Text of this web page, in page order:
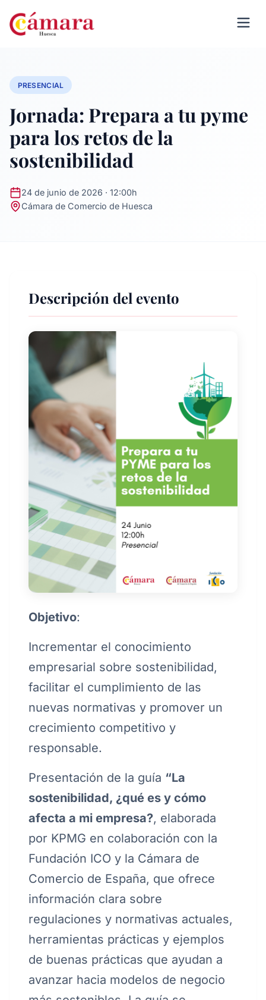
PRESENCIAL
Jornada: Prepara a tu pyme
para los retos de la
sostenibilidad
24 de junio de 2026 · 12:00h
Cámara de Comercio de Huesca
Descripción del evento
Objetivo:
Incrementar el conocimiento
empresarial sobre sostenibilidad,
facilitar el cumplimiento de las
nuevas normativas y promover un
crecimiento competitivo y
responsable.
Presentación de la guía “La
sostenibilidad, ¿qué es y cómo
afecta a mi empresa?, elaborada
por KPMG en colaboración con la
Fundación ICO y la Cámara de
Comercio de España, que ofrece
información clara sobre
regulaciones y normativas actuales,
herramientas prácticas y ejemplos
de buenas prácticas que ayudan a
avanzar hacia modelos de negocio